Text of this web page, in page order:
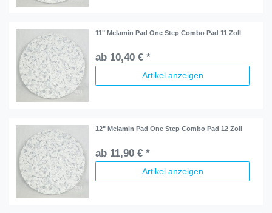
11" Melamin Pad One Step Combo Pad 11 Zoll
ab 10,40 € *
Artikel anzeigen
12" Melamin Pad One Step Combo Pad 12 Zoll
ab 11,90 € *
Artikel anzeigen